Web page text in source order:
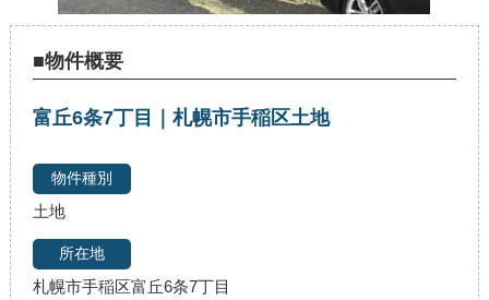
■物件概要
富丘6条7丁目｜札幌市手稲区土地
土地
札幌市手稲区富丘6条7丁目